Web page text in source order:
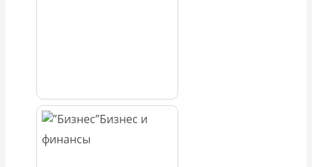
Бизнес и
финансы